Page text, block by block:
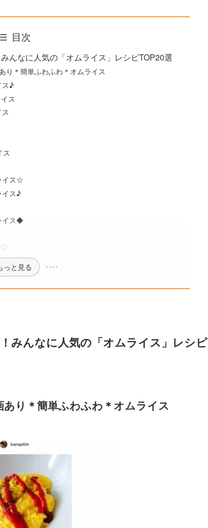
目次
んなに人気の「オムライス」レシピTOP20選
り＊簡単ふわふわ＊オムライス
ス♪
ス
ス
イス☆
イス♪
イス◆
♡
っと見る
みんなに人気の「オムライス」レシピ
あり＊簡単ふわふわ＊オムライス